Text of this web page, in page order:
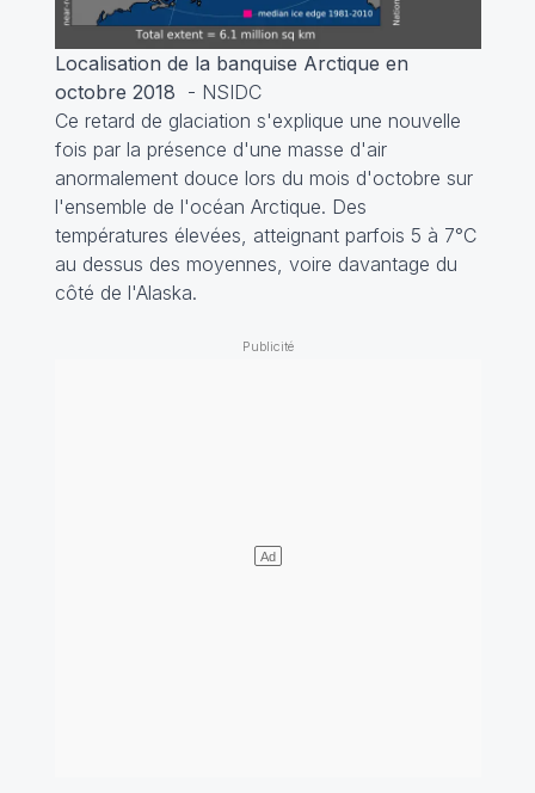
Localisation de la banquise Arctique en
octobre 2018 - NSIDC
Ce retard de glaciation s'explique une nouvelle
fois par la présence d'une masse d'air
anormalement douce lors du mois d'octobre sur
l'ensemble de l'océan Arctique. Des
températures élevées, atteignant parfois 5 à 7°C
au dessus des moyennes, voire davantage du
côté de l'Alaska.